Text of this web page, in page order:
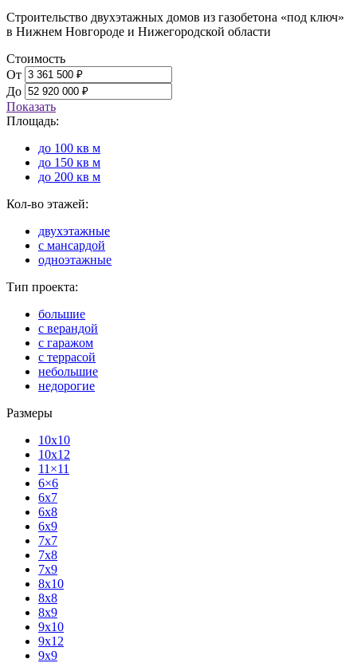
Строительство двухэтажных домов из газобетона «под ключ»
в Нижнем Новгороде и Нижегородской области
Стоимость
От
До
Показать
Площадь:
до 100 кв м
до 150 кв м
до 200 кв м
Кол-во этажей:
двухэтажные
с мансардой
одноэтажные
Тип проекта:
большие
с верандой
с гаражом
с террасой
небольшие
недорогие
Размеры
10x10
10x12
11×11
6×6
6x7
6x8
6x9
7x7
7x8
7x9
8x10
8x8
8x9
9x10
9x12
9x9